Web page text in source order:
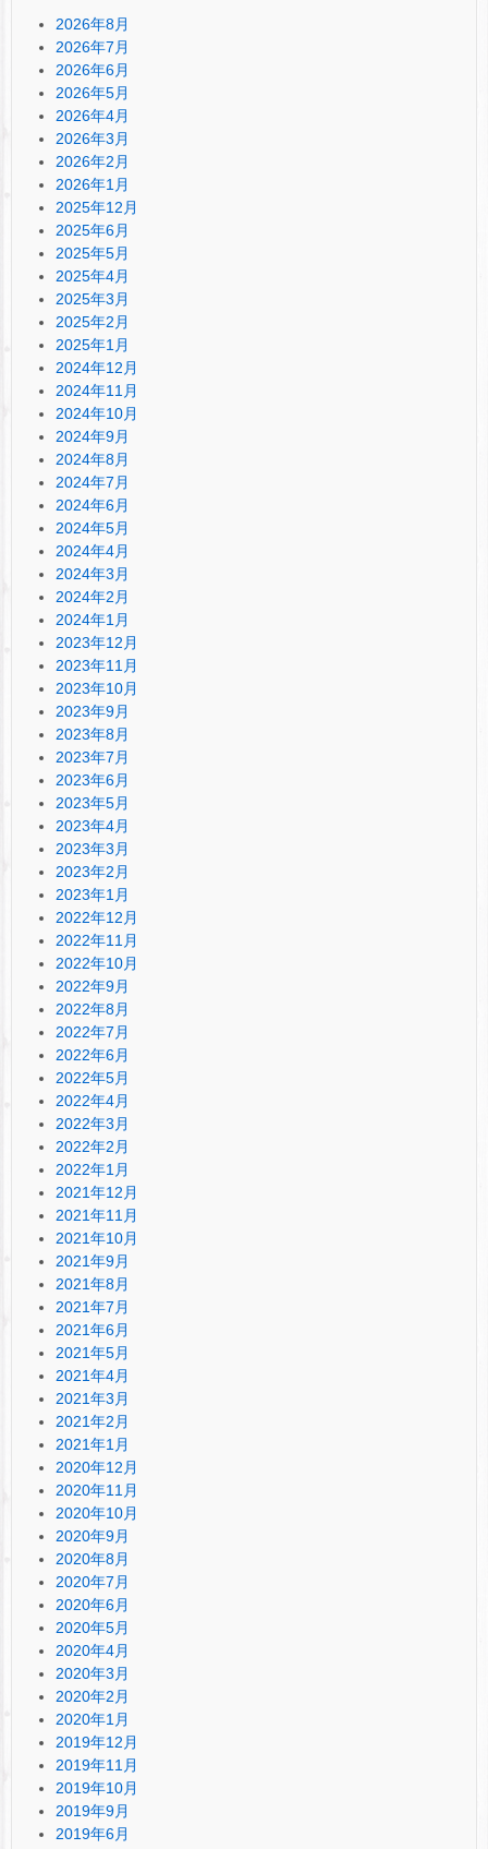
2026年8月
2026年7月
2026年6月
2026年5月
2026年4月
2026年3月
2026年2月
2026年1月
2025年12月
2025年6月
2025年5月
2025年4月
2025年3月
2025年2月
2025年1月
2024年12月
2024年11月
2024年10月
2024年9月
2024年8月
2024年7月
2024年6月
2024年5月
2024年4月
2024年3月
2024年2月
2024年1月
2023年12月
2023年11月
2023年10月
2023年9月
2023年8月
2023年7月
2023年6月
2023年5月
2023年4月
2023年3月
2023年2月
2023年1月
2022年12月
2022年11月
2022年10月
2022年9月
2022年8月
2022年7月
2022年6月
2022年5月
2022年4月
2022年3月
2022年2月
2022年1月
2021年12月
2021年11月
2021年10月
2021年9月
2021年8月
2021年7月
2021年6月
2021年5月
2021年4月
2021年3月
2021年2月
2021年1月
2020年12月
2020年11月
2020年10月
2020年9月
2020年8月
2020年7月
2020年6月
2020年5月
2020年4月
2020年3月
2020年2月
2020年1月
2019年12月
2019年11月
2019年10月
2019年9月
2019年6月